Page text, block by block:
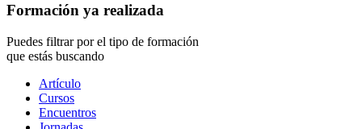
Formación ya realizada
Puedes filtrar por el tipo de formación
que estás buscando
Tipo
contenido
Artículo
Cursos
Encuentros